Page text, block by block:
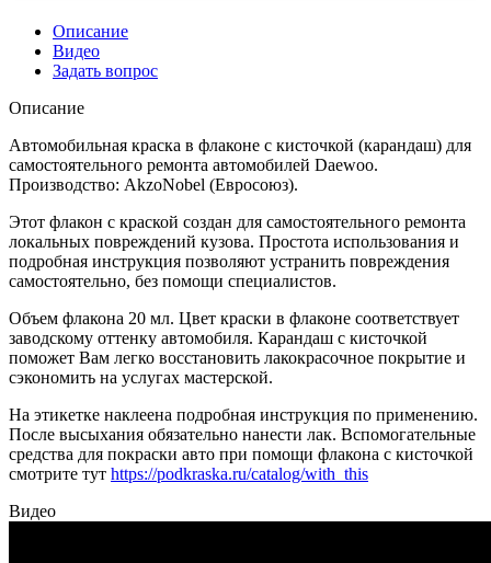
Описание
Видео
Задать вопрос
Описание
Автомобильная краска в флаконе с кисточкой (карандаш) для
самостоятельного ремонта автомобилей Daewoo.
Производство: AkzoNobel (Евросоюз).
Этот флакон с краской создан для самостоятельного ремонта
локальных повреждений кузова. Простота использования и
подробная инструкция позволяют устранить повреждения
самостоятельно, без помощи специалистов.
Объем флакона 20 мл. Цвет краски в флаконе соответствует
заводскому оттенку автомобиля. Карандаш с кисточкой
поможет Вам легко восстановить лакокрасочное покрытие и
сэкономить на услугах мастерской.
На этикетке наклеена подробная инструкция по применению.
После высыхания обязательно нанести лак. Вспомогательные
средства для покраски авто при помощи флакона с кисточкой
смотрите тут https://podkraska.ru/catalog/with_this
Видео